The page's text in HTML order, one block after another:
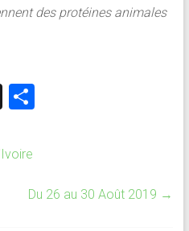
des protéines animales
X P
er
Du 26 au 30 Août 2019 →